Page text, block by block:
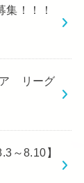
！！！
リーグ
～8.10】